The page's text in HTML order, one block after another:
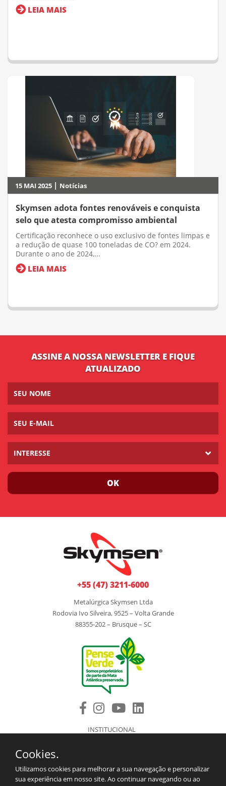
LEIA MAIS
15 MAI 2025 | Notícias
Skymsen adota fontes renováveis e conquista
selo que atesta compromisso ambiental
Certificação reconhece o uso exclusivo de fontes limpas e
a redução de quase 100 toneladas de CO? em 2024.
Durante o ano de 2024,...
LEIA MAIS
ASSINE A NOSSA NEWSLETTER E FIQUE
ATUALIZADO
INTERESSE
OK
+55 (47) 3211-6000
Metalúrgica Skymsen Ltda
Rodovia Ivo Silveira, 9525 – Volta Grande
88355-202 – Brusque – SC
INSTITUCIONAL
BLOG
Cookies.
Utilizamos cookies para melhorar a sua navegação e personalizar
sua experiência em nosso site. Ao continuar navegando ou ao